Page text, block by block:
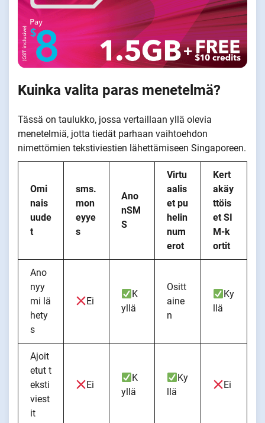
Kuinka valita paras menetelmä?
Tässä on taulukko, jossa vertaillaan yllä olevia
menetelmiä, jotta tiedät parhaan vaihtoehdon
nimettömien tekstiviestien lähettämiseen Singaporeen.
Omi
nais
uude
t
sms.
mon
eyye
s
Ano
nSM
S
Virtu
aalis
et pu
helin
num
erot
Kert
akäy
ttöis
et SI
M-k
ortit
Ano
nyy
mi lä
hety
s
Ei
K
yllä
Ositt
aine
n
Ky
llä
Ajoit
etut t
eksti
viest
it
Ei
K
yllä
Ky
llä
Ei